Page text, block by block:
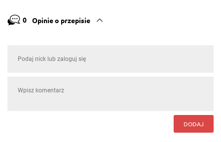
0 Opinie o przepisie
DODAJ